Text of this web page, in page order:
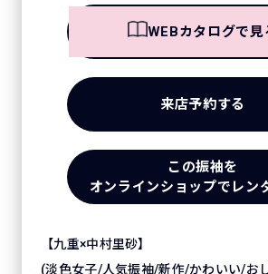
WEBカタログで見
来店予約する
この振袖を
オンラインショップでレン
【九重×中村里砂】
(淡色女子/人気振袖/新作/かわいい/お